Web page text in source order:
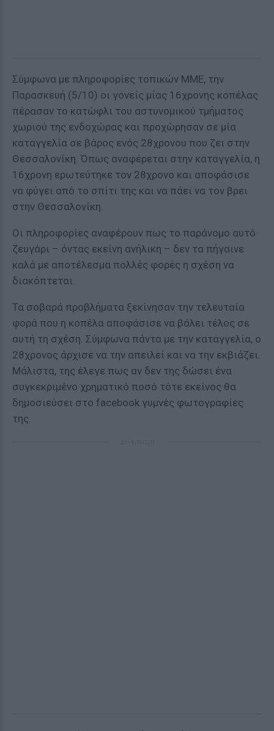
Σύμφωνα με πληροφορίες τοπικών ΜΜΕ, την
Παρασκευή (5/10) οι γονείς μίας 16χρονης κοπέλας
πέρασαν το κατώφλι του αστυνομικού τμήματος
χωριού της ενδοχώρας και προχώρησαν σε μία
καταγγελία σε βάρος ενός 28χρονου που ζει στην
Θεσσαλονίκη. Όπως αναφέρεται στην καταγγελία, η
16χρονη ερωτεύτηκε τον 28χρονο και αποφάσισε
να φύγει από το σπίτι της και να πάει να τον βρει
στην Θεσσαλονίκη.
Οι πληροφορίες αναφέρουν πως το παράνομο αυτό
ζευγάρι – όντας εκείνη ανήλικη – δεν τα πήγαινε
καλά με αποτέλεσμα πολλές φορές η σχέση να
διακόπτεται.
Τα σοβαρά προβλήματα ξεκίνησαν την τελευταία
φορά που η κοπέλα αποφάσισε να βάλει τέλος σε
αυτή τη σχέση. Σύμφωνα πάντα με την καταγγελία, ο
28χρονος άρχισε να την απειλεί και να την εκβιάζει.
Μάλιστα, της έλεγε πως αν δεν της δώσει ένα
συγκεκριμένο χρηματικό ποσό τότε εκείνος θα
δημοσιεύσει στο facebook γυμνές φωτογραφίες
της.